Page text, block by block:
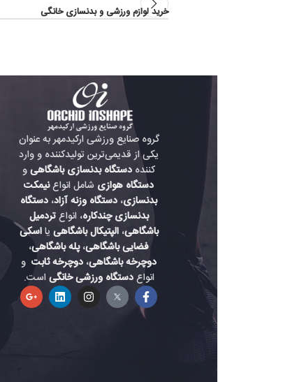
خرید لوازم ورزشی و بدنسازی خانگی
گروه صنایع ورزشی ارکیدمهر به عنوان
یکی از قدیمی‌ترین تولیدکننده و وارد
دستگاه بدنسازی باشگاهیو
شامل انواعنیمکت
دستگاه وزنه آزاد،دستگاه
بدنسازی چندکاره
، انواعتردمیل
باشگاهی
الپتیکال باشگاهییااسکی
فضایی باشگاهی
پله باشگاهی،
دوچرخه باشگاهی
،دوچرخه ثابتو
انواعدستگاه ورزشی خانگیاست.
خرید تردمیل
خرید دوچرخه
تعمیر دستگاه
سرویس
سرویس
دستگاه
تامین لوازم